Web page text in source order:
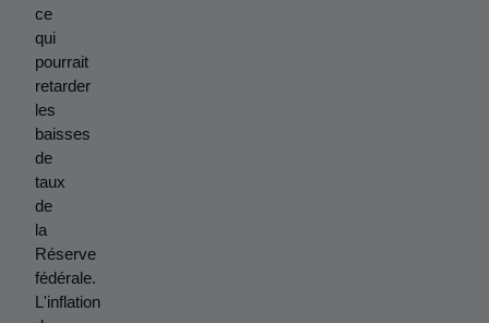
ce
qui
pourrait
retarder
les
baisses
de
taux
de
la
Réserve
fédérale.
L'inflation